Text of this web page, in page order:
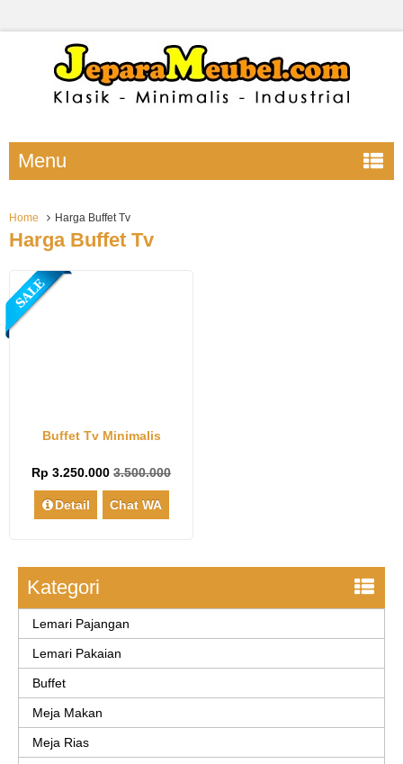
Menu
Home Harga Buffet Tv
Harga Buffet Tv
Buffet Tv Minimalis
Rp 3.250.0003.500.000
Detail Chat WA
Kategori
Lemari Pajangan
Lemari Pakaian
Buffet
Meja Makan
Meja Rias